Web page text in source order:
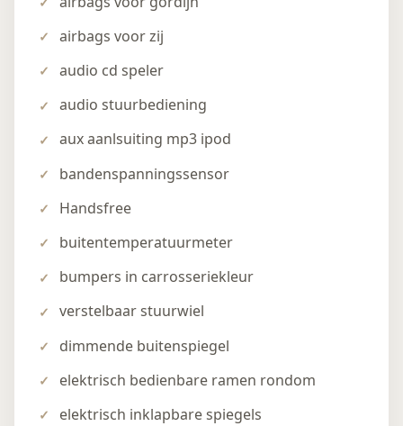
airbags voor zij
audio cd speler
audio stuurbediening
aux aanlsuiting mp3 ipod
bandenspanningssensor
Handsfree
buitentemperatuurmeter
bumpers in carrosseriekleur
verstelbaar stuurwiel
dimmende buitenspiegel
elektrisch bedienbare ramen rondom
elektrisch inklapbare spiegels